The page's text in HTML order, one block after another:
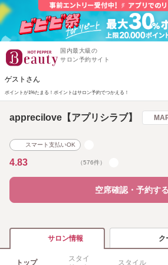
国内最大級の
サロン予約サイト
ゲストさん
ポイントが1%たまる！ ポイントはサロン予約でつかえる！
apprecilove【アプリシラブ】
スマート支払いOK
4.83 （576件）
空席確認・予約する
サロン情報 ク
トップ
スタイ
スタイル